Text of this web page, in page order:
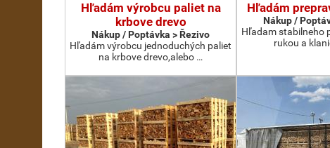
Hľadám výrobcu paliet na
krbove drevo
Nákup / Poptávka > Řezivo
Hľadám výrobcu jednoduchých paliet
na krbove drevo,alebo …
Hľadám
Nákup /
Hľadam stabilneho
rukou a